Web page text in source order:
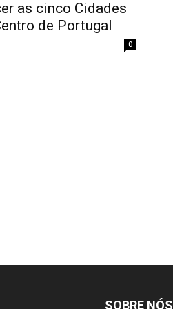
as cinco Cidades
de Portugal
0
SOBRE NÓS